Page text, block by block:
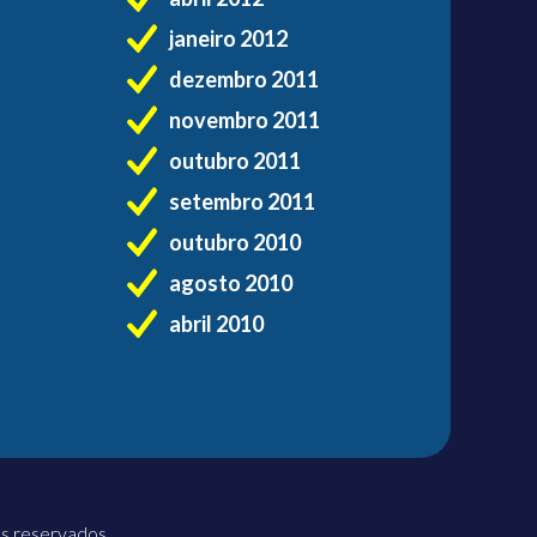
janeiro 2012
dezembro 2011
novembro 2011
outubro 2011
setembro 2011
outubro 2010
agosto 2010
abril 2010